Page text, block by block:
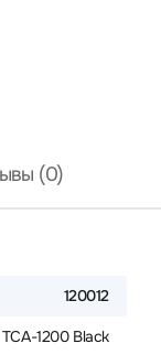
(0)
120012
TCA-1200 Black